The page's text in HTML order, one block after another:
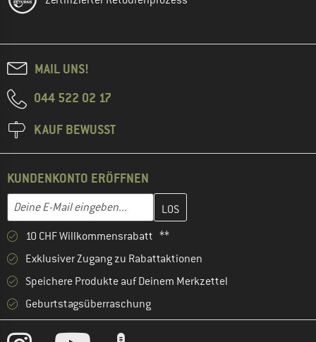
MAIL UNS!
044 522 02 17
KAUF BEWUSST
KUNDENKONTO ERÖFFNEN
E-Mail-Adresse
Gib hier deine E-Mail-Adresse ein und erstelle im nächsten
10 CHF Willkommensrabatt **
Exklusiver Zugang zu Rabattaktionen
Speichere Produkte auf Deinem Merkzettel
Geburtstagsüberraschung